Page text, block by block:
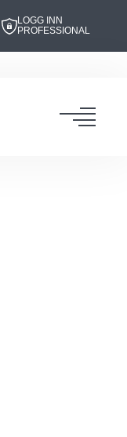
LOGG INN
PROFESSIONAL